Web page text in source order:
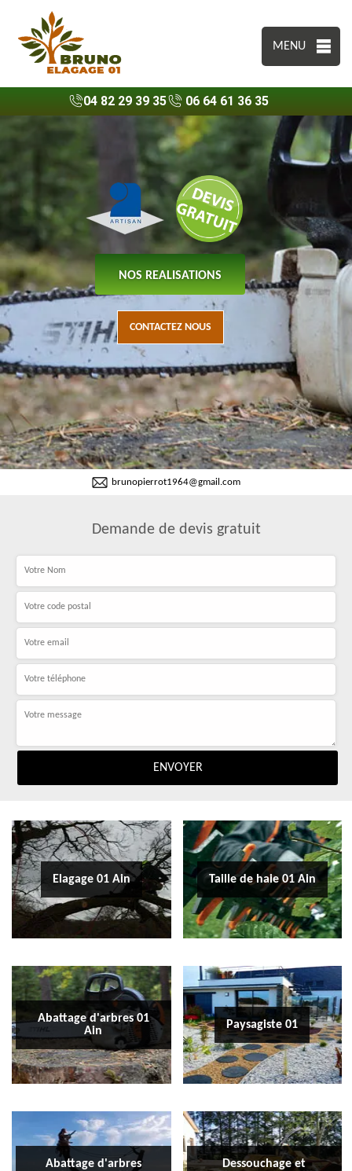
MENU
04 82 29 39 35 06 64 61 36 35
NOS REALISATIONS
CONTACTEZ NOUS
brunopierrot1964@gmail.com
Demande de devis gratuit
Elagage 01 Ain Taille de haie 01 Ain
Abattage d'arbres 01
Ain
Paysagiste 01
Abattage d'arbres
Dessouchage et